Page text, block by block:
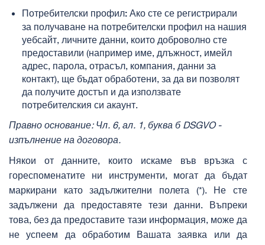
Потребителски профил: Ако сте се регистрирали
за получаване на потребителски профил на нашия
уебсайт, личните данни, които доброволно сте
предоставили (например име, длъжност, имейл
адрес, парола, отрасъл, компания, данни за
контакт), ще бъдат обработени, за да ви позволят
да получите достъп и да използвате
потребителския си акаунт.
Правно основание: Чл. 6, ал. 1, буква б DSGVO-
изпълнение на договора.
Някои от данните, които искаме във връзка с
гореспоменатите ни инструменти, могат да бъдат
маркирани като задължителни полета (*). Не сте
задължени да предоставяте тези данни. Въпреки
това, без да предоставите тази информация, може да
не успеем да обработим Вашата заявка или да